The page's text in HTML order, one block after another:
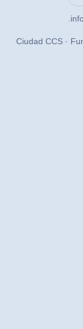
.info
Ciudad CCS ·